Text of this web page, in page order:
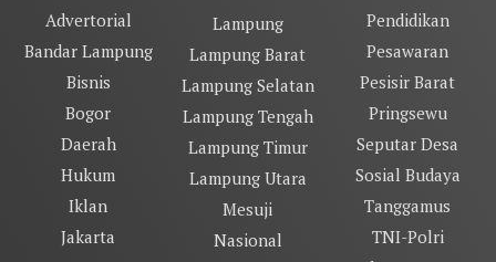
Advertorial
Bandar Lampung
Bisnis
Bogor
Daerah
Hukum
Iklan
Jakarta
Lampung
Lampung Barat
Lampung Selatan
Lampung Tengah
Lampung Timur
Lampung Utara
Mesuji
Nasional
Pendidikan
Pesawaran
Pesisir Barat
Pringsewu
Seputar Desa
Sosial Budaya
Tanggamus
TNI-Polri